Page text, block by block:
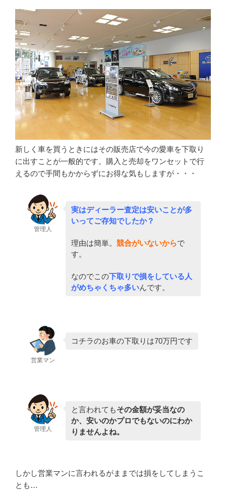
新しく車を買うときにはその販売店で今の愛車を下取り
に出すことが一般的です。購入と売却をワンセットで行
えるので手間もかからずにお得な気もしますが・・・
管理人
実はディーラー査定は安いことが多
いってご存知でしたか？
理由は簡単。 競合がいないからで
す。
なのでこの下取りで損をしている人
がめちゃくちゃ多いんです。
営業マン
コチラのお車の下取りは70万円です
管理人
と言われてもその金額が妥当なの
か、安いのかプロでもないのにわか
りませんよね。
しかし営業マンに言われるがままでは損をしてしまうこ
とも…